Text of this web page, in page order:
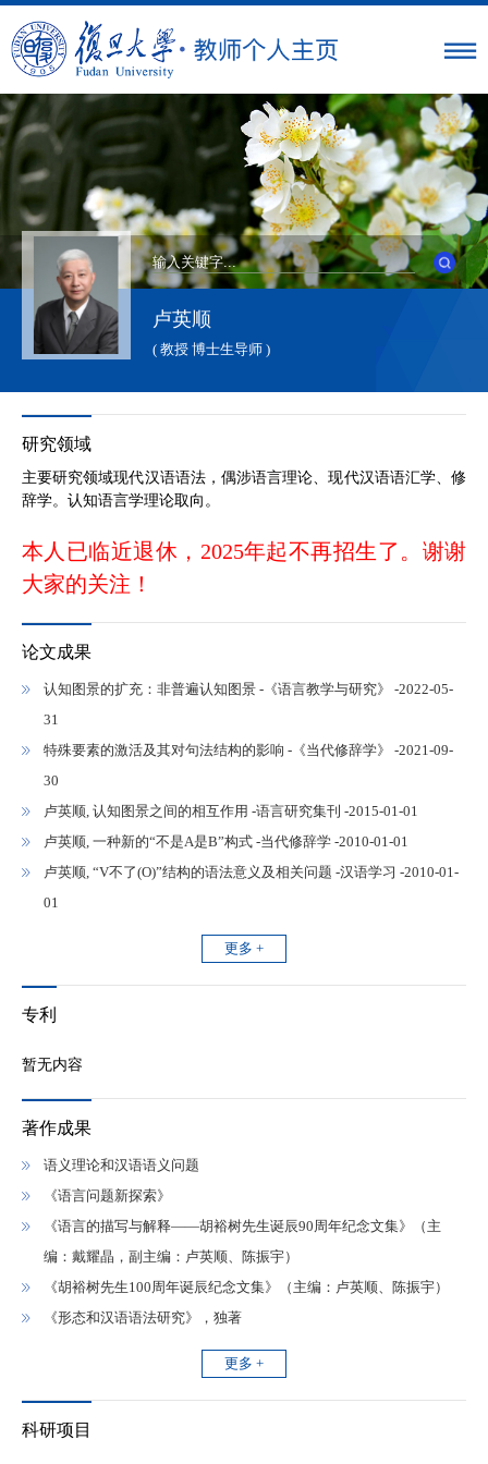
卢英顺
( 教授 博士生导师 )
研究领域
主要研究领域现代汉语语法，偶涉语言理论、现代汉语语汇学、修
辞学。认知语言学理论取向。
本人已临近退休，2025年起不再招生了。谢谢
大家的关注！
论文成果
认知图景的扩充：非普遍认知图景 -《语言教学与研究》 -2022-05-
31
特殊要素的激活及其对句法结构的影响 -《当代修辞学》 -2021-09-
30
卢英顺, 认知图景之间的相互作用 -语言研究集刊 -2015-01-01
卢英顺, 一种新的“不是A是B”构式 -当代修辞学 -2010-01-01
卢英顺, “V不了(O)”结构的语法意义及相关问题 -汉语学习 -2010-01-
01
更多 +
专利
暂无内容
著作成果
语义理论和汉语语义问题
《语言问题新探索》
《语言的描写与解释——胡裕树先生诞辰90周年纪念文集》（主
编：戴耀晶，副主编：卢英顺、陈振宇）
《胡裕树先生100周年诞辰纪念文集》（主编：卢英顺、陈振宇）
《形态和汉语语法研究》，独著
更多 +
科研项目